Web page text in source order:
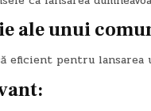
ale unui
eficient pentru